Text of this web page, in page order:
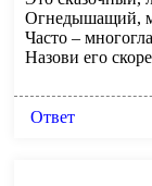
Огнедышащий,
Часто –
Назови его
Ответ